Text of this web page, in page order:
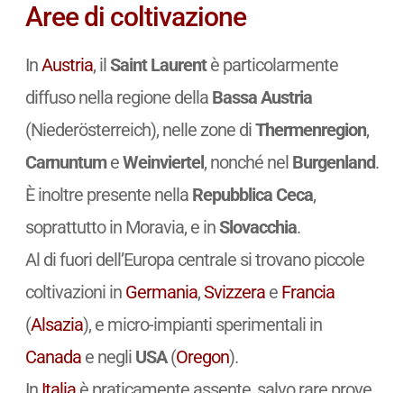
Aree di coltivazione
InAustria, ilSaint Laurentè particolarmente
diffuso nella regione della Bassa Austria
(Niederösterreich), nelle zone diThermenregion,
CarnuntumeWeinviertel, nonché nel Burgenland.
È inoltre presente nella Repubblica Ceca,
soprattutto in Moravia, e inSlovacchia.
Al di fuori dell’Europa centrale si trovano piccole
coltivazioni in Germania,Svizzerae Francia
(Alsazia), e micro-impianti sperimentali in
Canadae negli USA(Oregon).